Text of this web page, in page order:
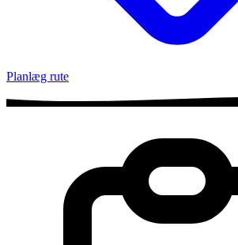
Planlæg rute